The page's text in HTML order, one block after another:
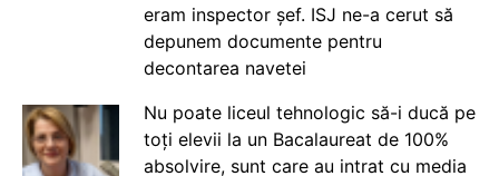
eram inspector șef. ISJ ne-a cerut să
depunem documente pentru
decontarea navetei
Nu poate liceul tehnologic să-i ducă pe
toți elevii la un Bacalaureat de 100%
absolvire, sunt care au intrat cu media